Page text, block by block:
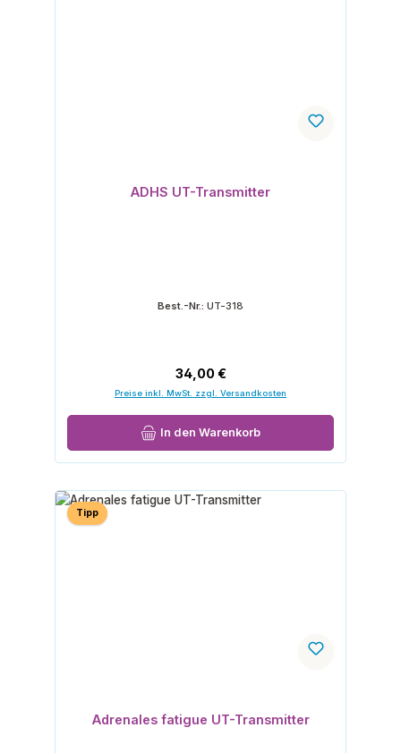
ADHS UT-Transmitter
Best.-Nr.: UT-318
Regulärer Preis:
34,00 €
Preise inkl. MwSt. zzgl. Versandkosten
In den Warenkorb
Tipp
Adrenales fatigue UT-Transmitter